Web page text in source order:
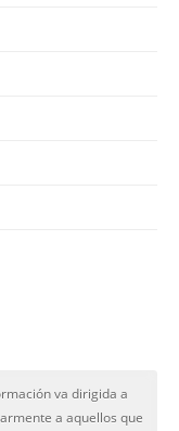
va dirigida a
a aquellos que